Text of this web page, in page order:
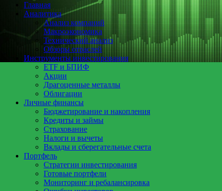
Главная
Аналитика
Анализ компаний
Макроэкономика
Технический анализ
Обзоры отраслей
Инструменты инвестирования
ETF и БПИФ
Акции
Драгоценные металлы
Облигации
Личные финансы
Бюджетирование и накопления
Кредиты и займы
Страхование
Налоги и вычеты
Вклады и сберегательные счета
Портфель
Стратегии инвестирования
Готовые портфели
Мониторинг и ребалансировка